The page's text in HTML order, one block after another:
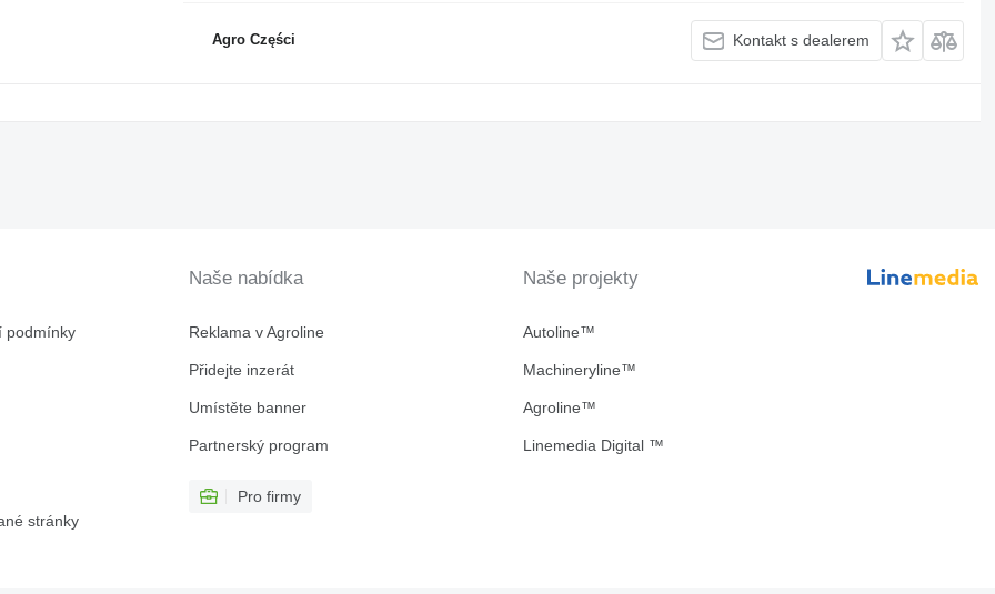
Agro Części Kontakt s dealerem
podmínky
stránky
Naše nabídka
Reklama v Agroline
Přidejte inzerát
Umístěte banner
Partnerský program
Pro firmy
Naše projekty
Autoline™
Machineryline™
Agroline™
Linemedia Digital ™